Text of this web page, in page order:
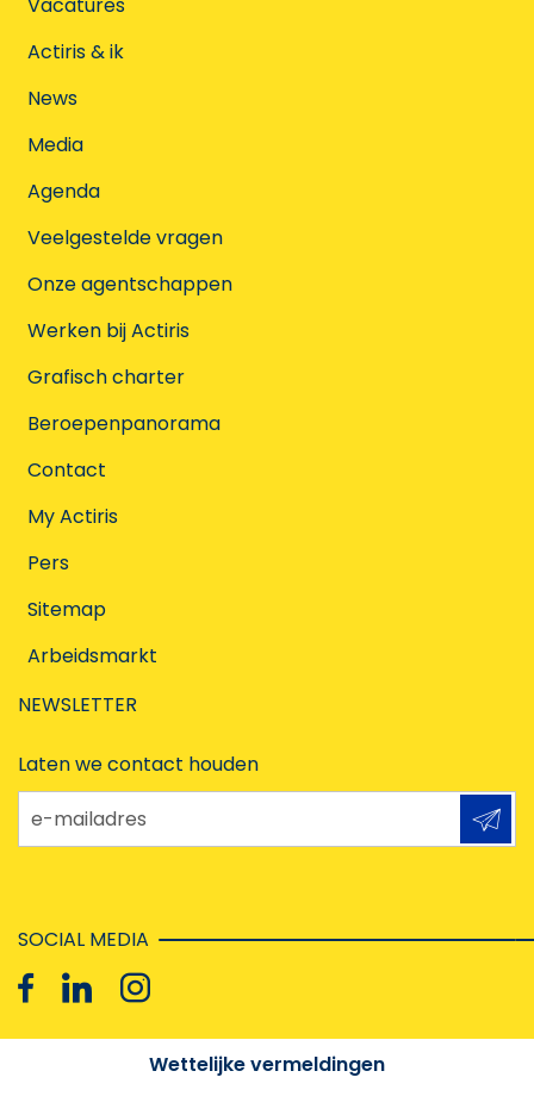
Actiris & ik
News
Media
Agenda
Veelgestelde vragen
Onze agentschappen
Werken bij Actiris
Grafisch charter
Beroepenpanorama
Contact
My Actiris
Pers
Sitemap
Arbeidsmarkt
NEWSLETTER
Laten we contact houden
e-mailadres
SOCIAL MEDIA
Wettelijke vermeldingen